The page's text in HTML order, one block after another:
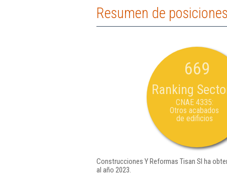
Resumen de
669
Ranking
CNAE 4335:
Otros acabados
de edificios
Construcciones Y Reformas Tisan Sl ha
al año 2023.